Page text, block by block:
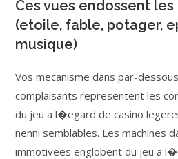
Ces vues endossent
(etoile, fable, potager,
musique)
Vos mecanisme dans par-
complaisants representent les
du jeu a l�egard de casino
nenni semblables. Les machines
immotivees englobent du jeu a